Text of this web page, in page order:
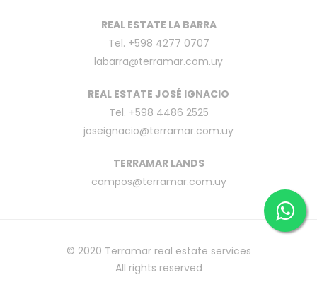
REAL ESTATE LA BARRA
Tel. +598 4277 0707
labarra@terramar.com.uy
REAL ESTATE JOSÉ IGNACIO
Tel. +598 4486 2525
joseignacio@terramar.com.uy
TERRAMAR LANDS
campos@terramar.com.uy
© 2020 Terramar real estate services
All rights reserved